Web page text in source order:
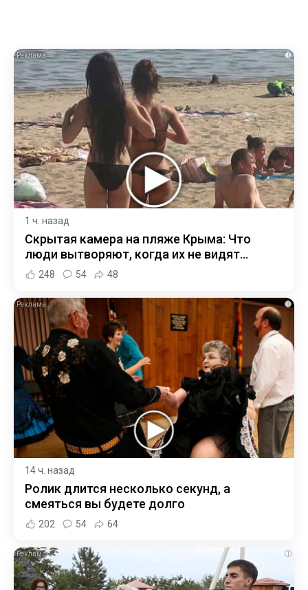
i
1 ч. назад
Скрытая камера на пляже Крыма: Что
люди вытворяют, когда их не видят...
248 54 48
i
14 ч. назад
Ролик длится несколько секунд, а
смеяться вы будете долго
202 54 64
i